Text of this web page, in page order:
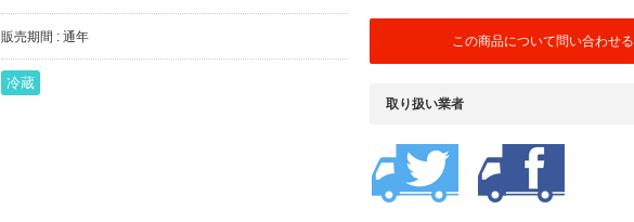
販売期間 : 通年
冷蔵
この商品について問い合わせる
取り扱い業者